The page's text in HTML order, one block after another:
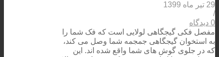
29 تیر ماه 1399
/
0 دیدگاه
مفصل فکی گیجگاهی لولایی است که فک شما را
به استخوان گیجگاهی جمجمه شما وصل می کند،
که در جلوی گوش های شما واقع شده اند. این